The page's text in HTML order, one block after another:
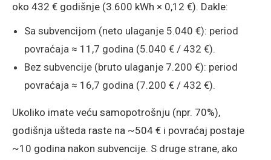
oko 432 € godišnje (3.600 kWh × 0,12 €). Dakle:
Sa subvencijom (neto ulaganje 5.040 €): period
povraćaja ≈ 11,7 godina (5.040 € / 432 €).
Bez subvencije (bruto ulaganje 7.200 €): period
povraćaja ≈ 16,7 godina (7.200 € / 432 €).
Ukoliko imate veću samopotrošnju (npr. 70%),
godišnja ušteda raste na ~504 € i povraćaj postaje
~10 godina nakon subvencije. S druge strane, ako